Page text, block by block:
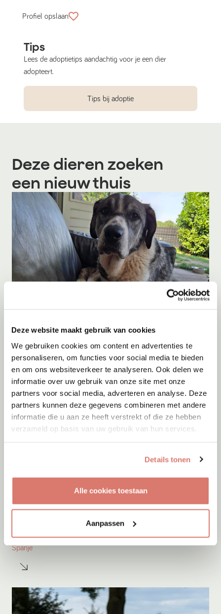
Deze website maakt gebruik van cookies
We gebruiken cookies om content en advertenties te
personaliseren, om functies voor social media te bieden
en om ons websiteverkeer te analyseren. Ook delen we
informatie over uw gebruik van onze site met onze
partners voor social media, adverteren en analyse. Deze
partners kunnen deze gegevens combineren met andere
informatie die u aan ze heeft verstrekt of die ze hebben
verzameld op basis van uw gebruik van hun services.
Details tonen
Alle cookies toestaan
Aanpassen
Profiel opslaan
Tips
Lees de adoptietips aandachtig voor je een dier
adopteert.
Tips bij adoptie
Deze dieren zoeken
een nieuw thuis
Adoptie07-08-2026
Blue
Terschuur
Amigo
Spanje